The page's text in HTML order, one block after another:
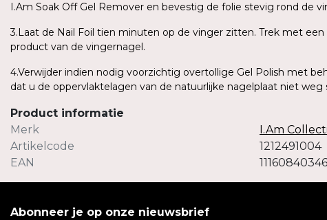
I.Am Soak Off Gel Remover en bevestig de folie stevig rond de
3.Laat de Nail Foil tien minuten op de vinger zitten. Trek met
product van de vingernagel.
4.Verwijder indien nodig voorzichtig overtollige Gel Polish met
dat u de oppervlaktelagen van de natuurlijke nagelplaat niet weg
Product informatie
Merk
I.Am
Artikelcode
1212491004
EAN
Abonneer je op onze nieuwsbrief